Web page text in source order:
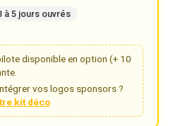
à 5 jours ouvrés
disponible en option (+ 10
vos logos sponsors ?
kit déco